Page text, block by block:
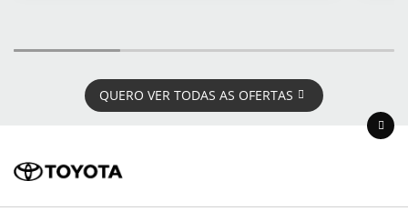
QUERO VER TODAS AS OFERTAS